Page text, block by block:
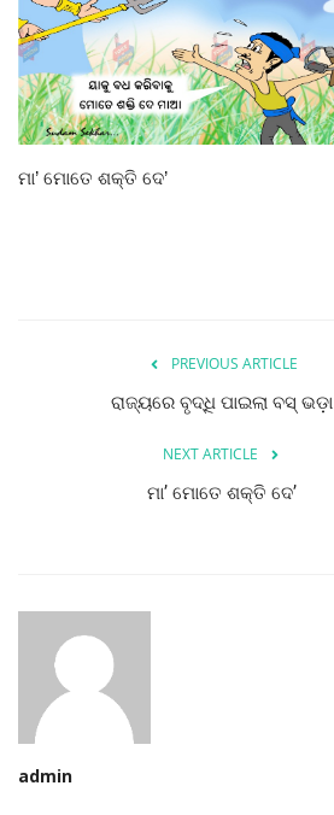
ରାଜନୀତି
ରାଜ୍ୟ ଖବର
ଜାତୀୟ ଖବର
ଖେଳ ଖବର
ରାଜ୍ୟ
ମା’ ମୋତେ ଶକ୍ତି ଦେ’
PREVIOUS ARTICLE
ରାଜ୍ୟରେ ବୃଦ୍ଧି ପାଇଲା ବସ୍‌ ଭଡ଼ା
NEXT ARTICLE
ମା’ ମୋତେ ଶକ୍ତି ଦେ’
admin